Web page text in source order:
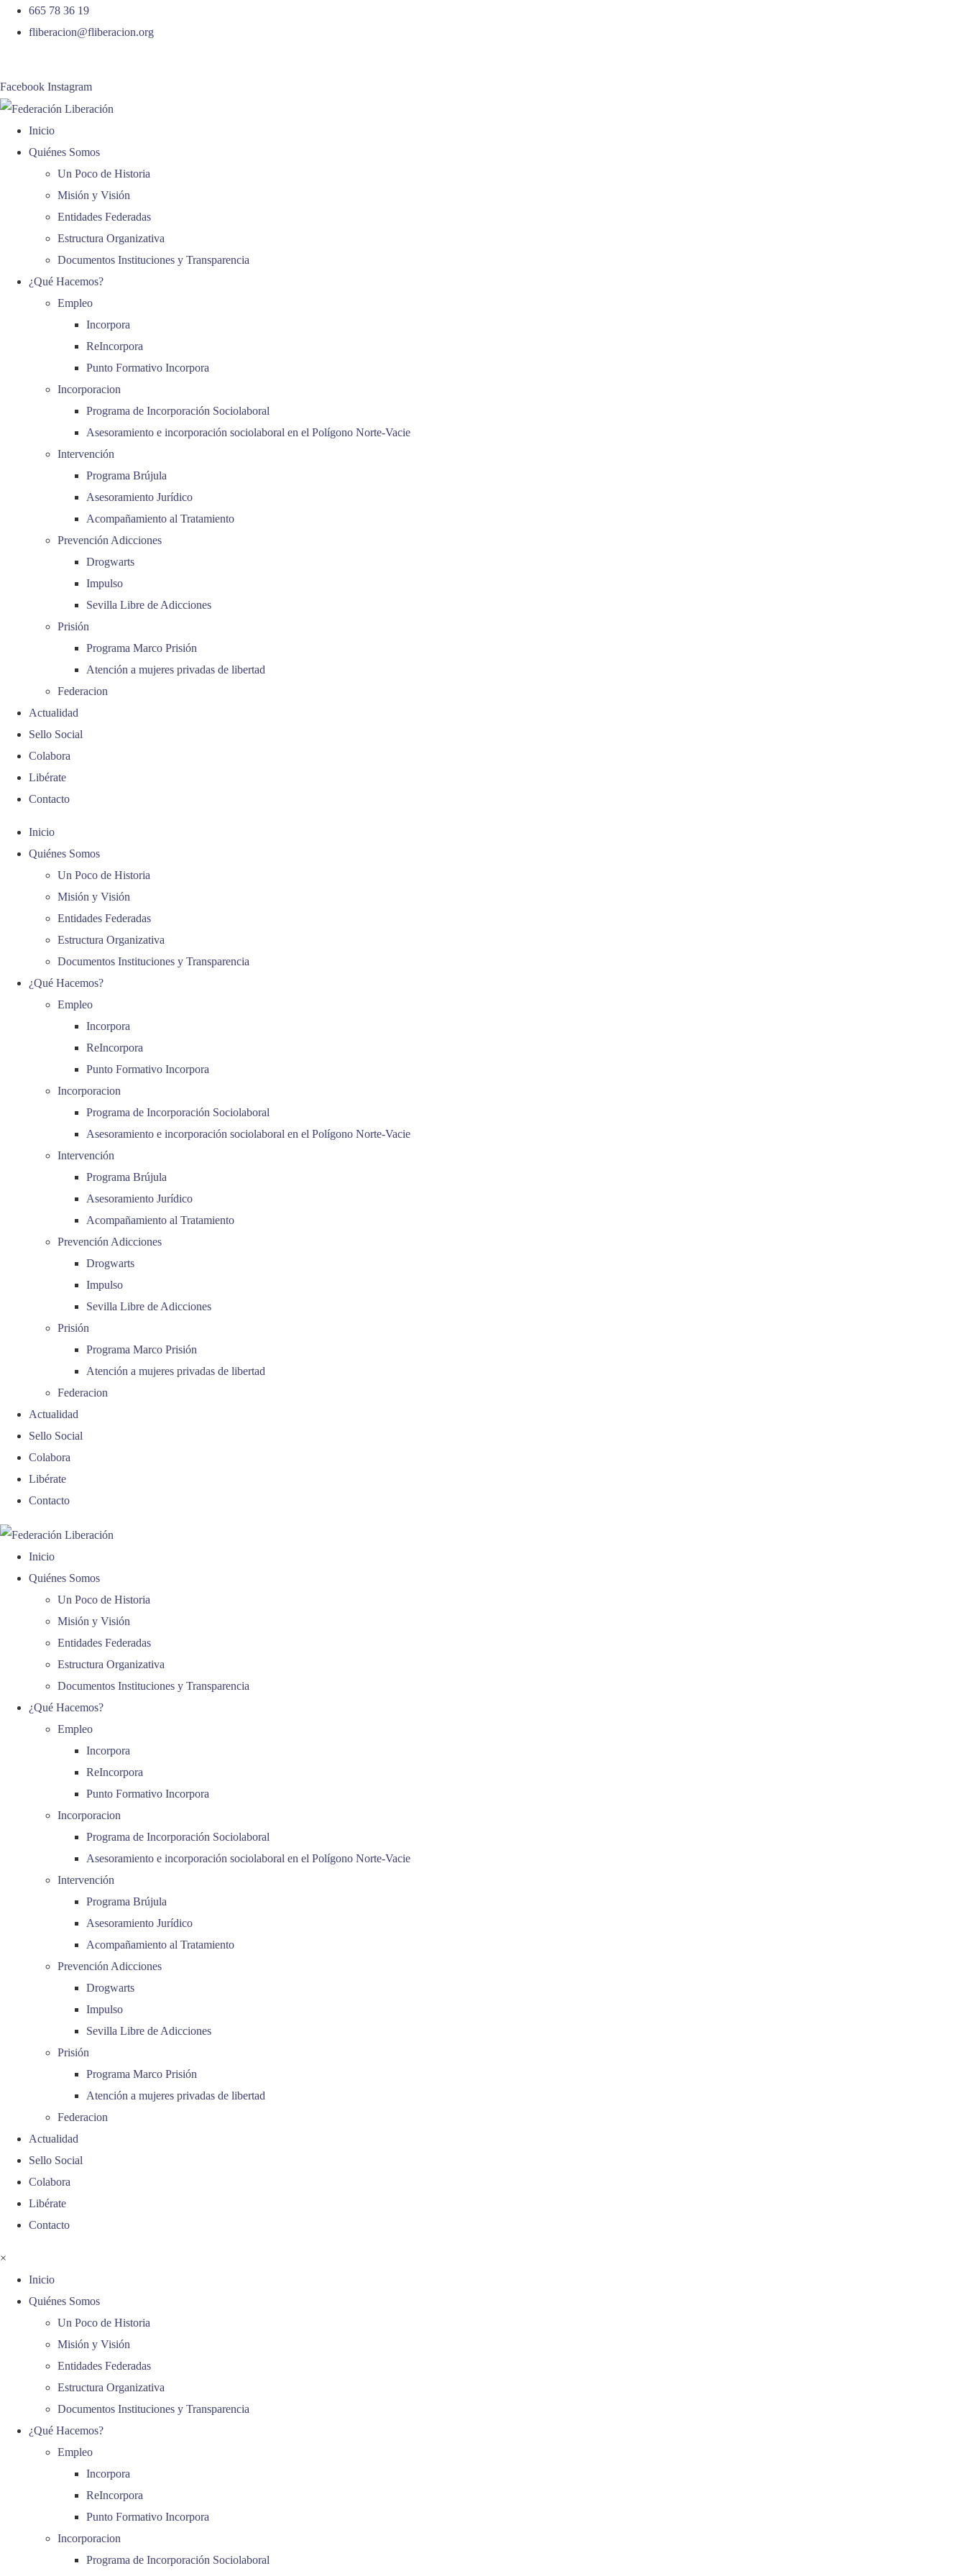
665 78 36 19
fliberacion@fliberacion.org
Facebook Instagram
Inicio
Quiénes Somos
Un Poco de Historia
Misión y Visión
Entidades Federadas
Estructura Organizativa
Documentos Instituciones y Transparencia
¿Qué Hacemos?
Empleo
Incorpora
ReIncorpora
Punto Formativo Incorpora
Incorporacion
Programa de Incorporación Sociolaboral
Asesoramiento e incorporación sociolaboral en el Polígono Norte-Vacie
Intervención
Programa Brújula
Asesoramiento Jurídico
Acompañamiento al Tratamiento
Prevención Adicciones
Drogwarts
Impulso
Sevilla Libre de Adicciones
Prisión
Programa Marco Prisión
Atención a mujeres privadas de libertad
Federacion
Actualidad
Sello Social
Colabora
Libérate
Contacto
Inicio
Quiénes Somos
Un Poco de Historia
Misión y Visión
Entidades Federadas
Estructura Organizativa
Documentos Instituciones y Transparencia
¿Qué Hacemos?
Empleo
Incorpora
ReIncorpora
Punto Formativo Incorpora
Incorporacion
Programa de Incorporación Sociolaboral
Asesoramiento e incorporación sociolaboral en el Polígono Norte-Vacie
Intervención
Programa Brújula
Asesoramiento Jurídico
Acompañamiento al Tratamiento
Prevención Adicciones
Drogwarts
Impulso
Sevilla Libre de Adicciones
Prisión
Programa Marco Prisión
Atención a mujeres privadas de libertad
Federacion
Actualidad
Sello Social
Colabora
Libérate
Contacto
Inicio
Quiénes Somos
Un Poco de Historia
Misión y Visión
Entidades Federadas
Estructura Organizativa
Documentos Instituciones y Transparencia
¿Qué Hacemos?
Empleo
Incorpora
ReIncorpora
Punto Formativo Incorpora
Incorporacion
Programa de Incorporación Sociolaboral
Asesoramiento e incorporación sociolaboral en el Polígono Norte-Vacie
Intervención
Programa Brújula
Asesoramiento Jurídico
Acompañamiento al Tratamiento
Prevención Adicciones
Drogwarts
Impulso
Sevilla Libre de Adicciones
Prisión
Programa Marco Prisión
Atención a mujeres privadas de libertad
Federacion
Actualidad
Sello Social
Colabora
Libérate
Contacto
×
Inicio
Quiénes Somos
Un Poco de Historia
Misión y Visión
Entidades Federadas
Estructura Organizativa
Documentos Instituciones y Transparencia
¿Qué Hacemos?
Empleo
Incorpora
ReIncorpora
Punto Formativo Incorpora
Incorporacion
Programa de Incorporación Sociolaboral